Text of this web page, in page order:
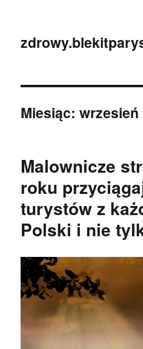
Miesiąc:wrzesień
Malownicze
roku
turystów z
Polski i nie